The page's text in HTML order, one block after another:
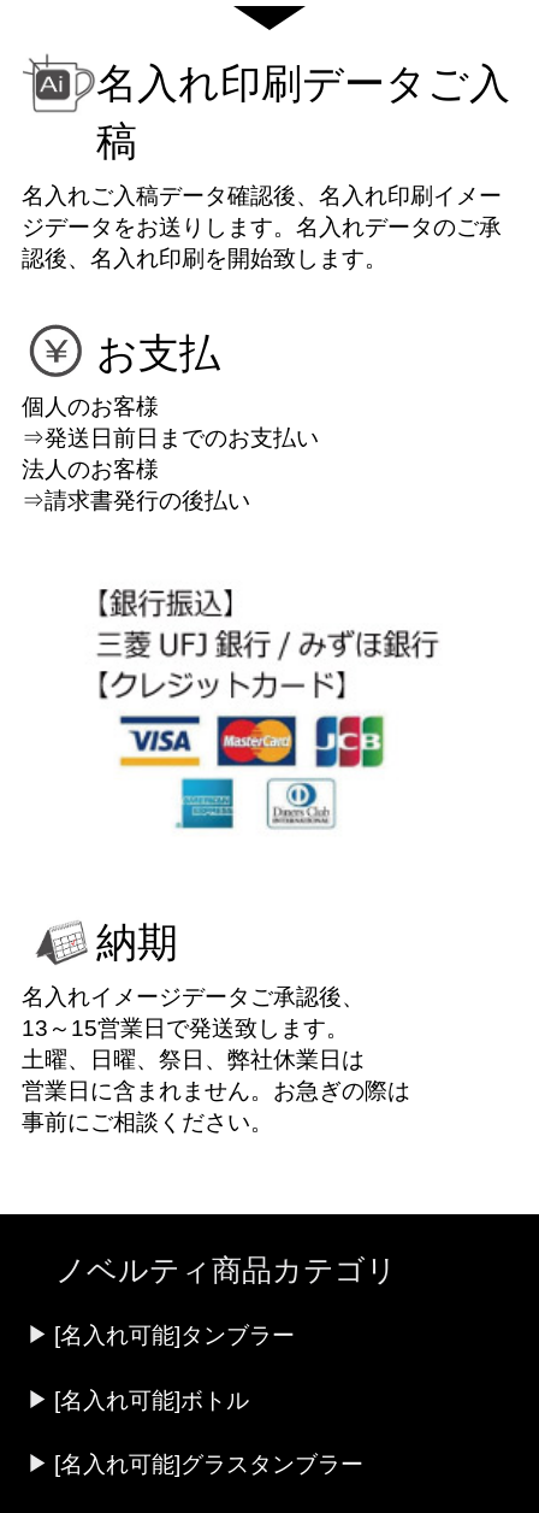
名入れ印刷データご入
稿
名入れご入稿データ確認後、名入れ印刷イメー
ジデータをお送りします。名入れデータのご承
認後、名入れ印刷を開始致します。
お支払
個人のお客様
⇒発送日前日までのお支払い
法人のお客様
⇒請求書発行の後払い
納期
名入れイメージデータご承認後、
13～15営業日で発送致します。
土曜、日曜、祭日、弊社休業日は
営業日に含まれません。お急ぎの際は
事前にご相談ください。
ノベルティ商品カテゴリ
[名入れ可能]タンブラー
[名入れ可能]ボトル
[名入れ可能]グラスタンブラー